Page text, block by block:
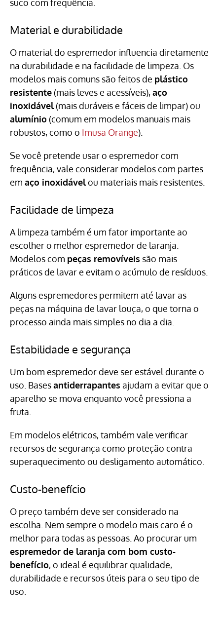
suco com frequência.
Material e durabilidade
O material do espremedor influencia diretamente
na durabilidade e na facilidade de limpeza. Os
modelos mais comuns são feitos de plástico
resistente (mais leves e acessíveis),aço
inoxidável(mais duráveis e fáceis de limpar) ou
alumínio (comum em modelos manuais mais
robustos, como o Imusa Orange).
Se você pretende usar o espremedor com
frequência, vale considerar modelos com partes
em aço inoxidávelou materiais mais resistentes.
Facilidade de limpeza
A limpeza também é um fator importante ao
escolher o melhor espremedor de laranja.
Modelos com peças removíveis são mais
práticos de lavar e evitam o acúmulo de resíduos.
Alguns espremedores permitem até lavar as
peças na máquina de lavar louça, o que torna o
processo ainda mais simples no dia a dia.
Estabilidade e segurança
Um bom espremedor deve ser estável durante o
uso. Basesantiderrapantes ajudam a evitar que o
aparelho se mova enquanto você pressiona a
fruta.
Em modelos elétricos, também vale verificar
recursos de segurança como proteção contra
superaquecimento ou desligamento automático.
Custo-benefício
O preço também deve ser considerado na
escolha. Nem sempre o modelo mais caro é o
melhor para todas as pessoas. Ao procurar um
espremedor de laranja com bom custo-
benefício, o ideal é equilibrar qualidade,
durabilidade e recursos úteis para o seu tipo de
uso.